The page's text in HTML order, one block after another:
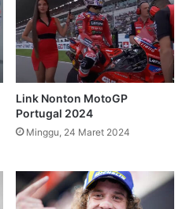
Link Nonton MotoGP
Portugal 2024
Minggu, 24 Maret 2024